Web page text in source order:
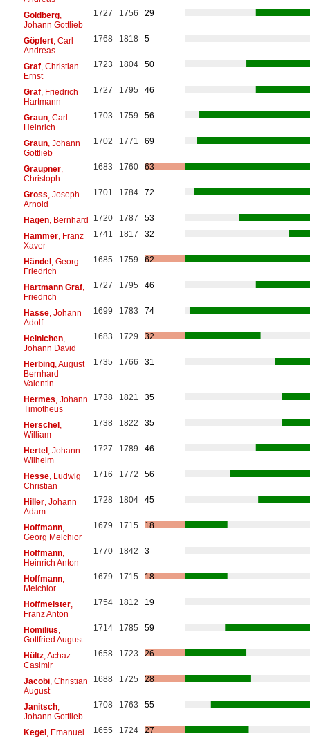
Goldberg,
Johann Gottlieb
1727 1756 29
Göpfert, Carl
Andreas
1768 1818 5
Graf, Christian
Ernst
1723 1804 50
Graf, Friedrich
Hartmann
1727 1795 46
Graun, Carl
Heinrich
1703 1759 56
Graun, Johann
Gottlieb
1702 1771 69
Graupner,
Christoph
1683 1760 63
Gross , Joseph
Arnold
1701 1784 72
Hagen, Bernhard 1720 1787
53
Hammer, Franz
Xaver
1741 1817 32
Händel, Georg
Friedrich
1685 1759 62
Hartmann Graf,
Friedrich
1727 1795 46
Hasse, Johann
Adolf
1699 1783 74
Heinichen,
Johann David
1683 1729 32
Herbing, August
Bernhard
Valentin
1735 1766 31
Hermes , Johann
Timotheus
1738 1821 35
Herschel,
William
1738 1822 35
Hertel, Johann
Wilhelm
1727 1789 46
Hesse, Ludwig
Christian
1716 1772 56
Hiller, Johann
Adam
1728 1804 45
Hoffmann,
Georg Melchior
1679 1715 18
Hoffmann,
Heinrich Anton
1770 1842 3
Hoffmann,
Melchior
1679 1715 18
Hoffmeister,
Franz Anton
1754 1812 19
Homilius
Gottfried August
1714 1785 59
Hültz, Achaz
Casimir
1658 1723 26
Jacobi, Christian
August
1688 1725 28
Janitsch,
Johann Gottlieb
1708 1763 55
Kegel, Emanuel 1655 1724
27